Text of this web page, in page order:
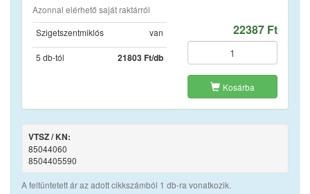
Azonnal elérhető saját raktárról
Szigetszentmiklós
van
5 db-tól 21803 Ft/db
22387 Ft
Kosárba
VTSZ / KN:
85044060
8504405590
A feltüntetett ár az adott cikkszámból 1 db-ra vonatkozik.